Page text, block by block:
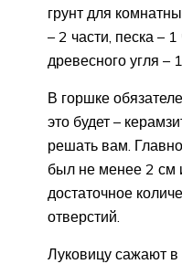
грунт для
– 2 части, песка – 1
древесного угля –
В горшке
это будет –
решать вам.
был не менее 2 см
достаточное
отверстий.
Луковицу сажают